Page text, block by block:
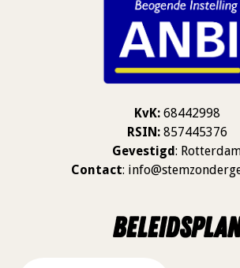
KvK:68442998
RSIN:857445376
Gevestigd:
Contact: